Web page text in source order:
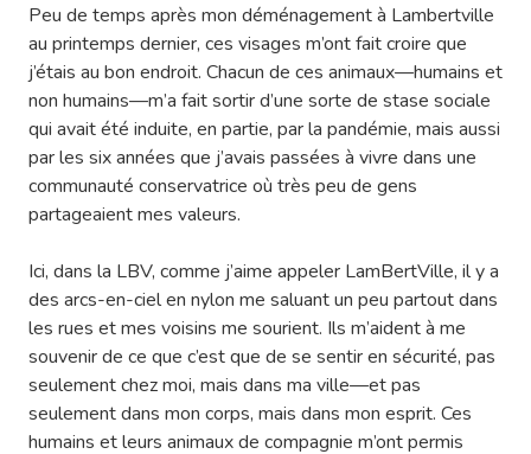
Peu de temps après mon déménagement à Lambertville
au printemps dernier, ces visages m’ont fait croire que
j’étais au bon endroit. Chacun de ces animaux—humains et
non humains—m’a fait sortir d’une sorte de stase sociale
qui avait été induite, en partie, par la pandémie, mais aussi
par les six années que j’avais passées à vivre dans une
communauté conservatrice où très peu de gens
partageaient mes valeurs.
Ici, dans la LBV, comme j’aime appeler LamBertVille, il y a
des arcs-en-ciel en nylon me saluant un peu partout dans
les rues et mes voisins me sourient. Ils m’aident à me
souvenir de ce que c’est que de se sentir en sécurité, pas
seulement chez moi, mais dans ma ville—et pas
seulement dans mon corps, mais dans mon esprit. Ces
humains et leurs animaux de compagnie m’ont permis